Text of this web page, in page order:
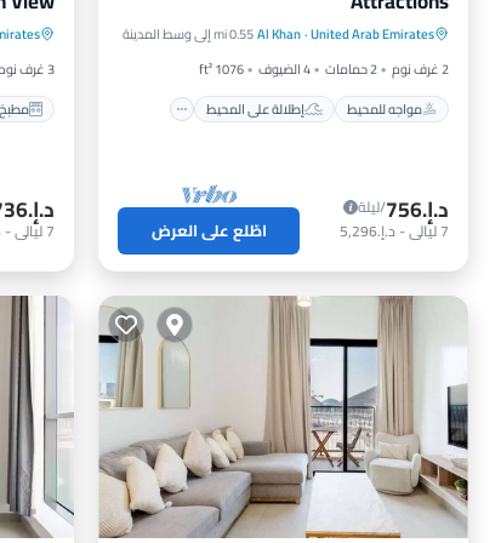
United Arab Emirates
·
Al Khan0.55 mi إلى وسط المدينة
2 غرف نوم
2 حمامات 4 الضيوف
1076 ft²
مواجه للمحيط
إطلالة على المحيط
مواجه للمحيط
شرفة / تراس
إطلالة
د.إ.‏756
/ليلة
7ليالي- د.إ.‏5,296 اطّلع على العرض
3 غرف نوم
مطبخ
د.إ.‏736
7ليالي-